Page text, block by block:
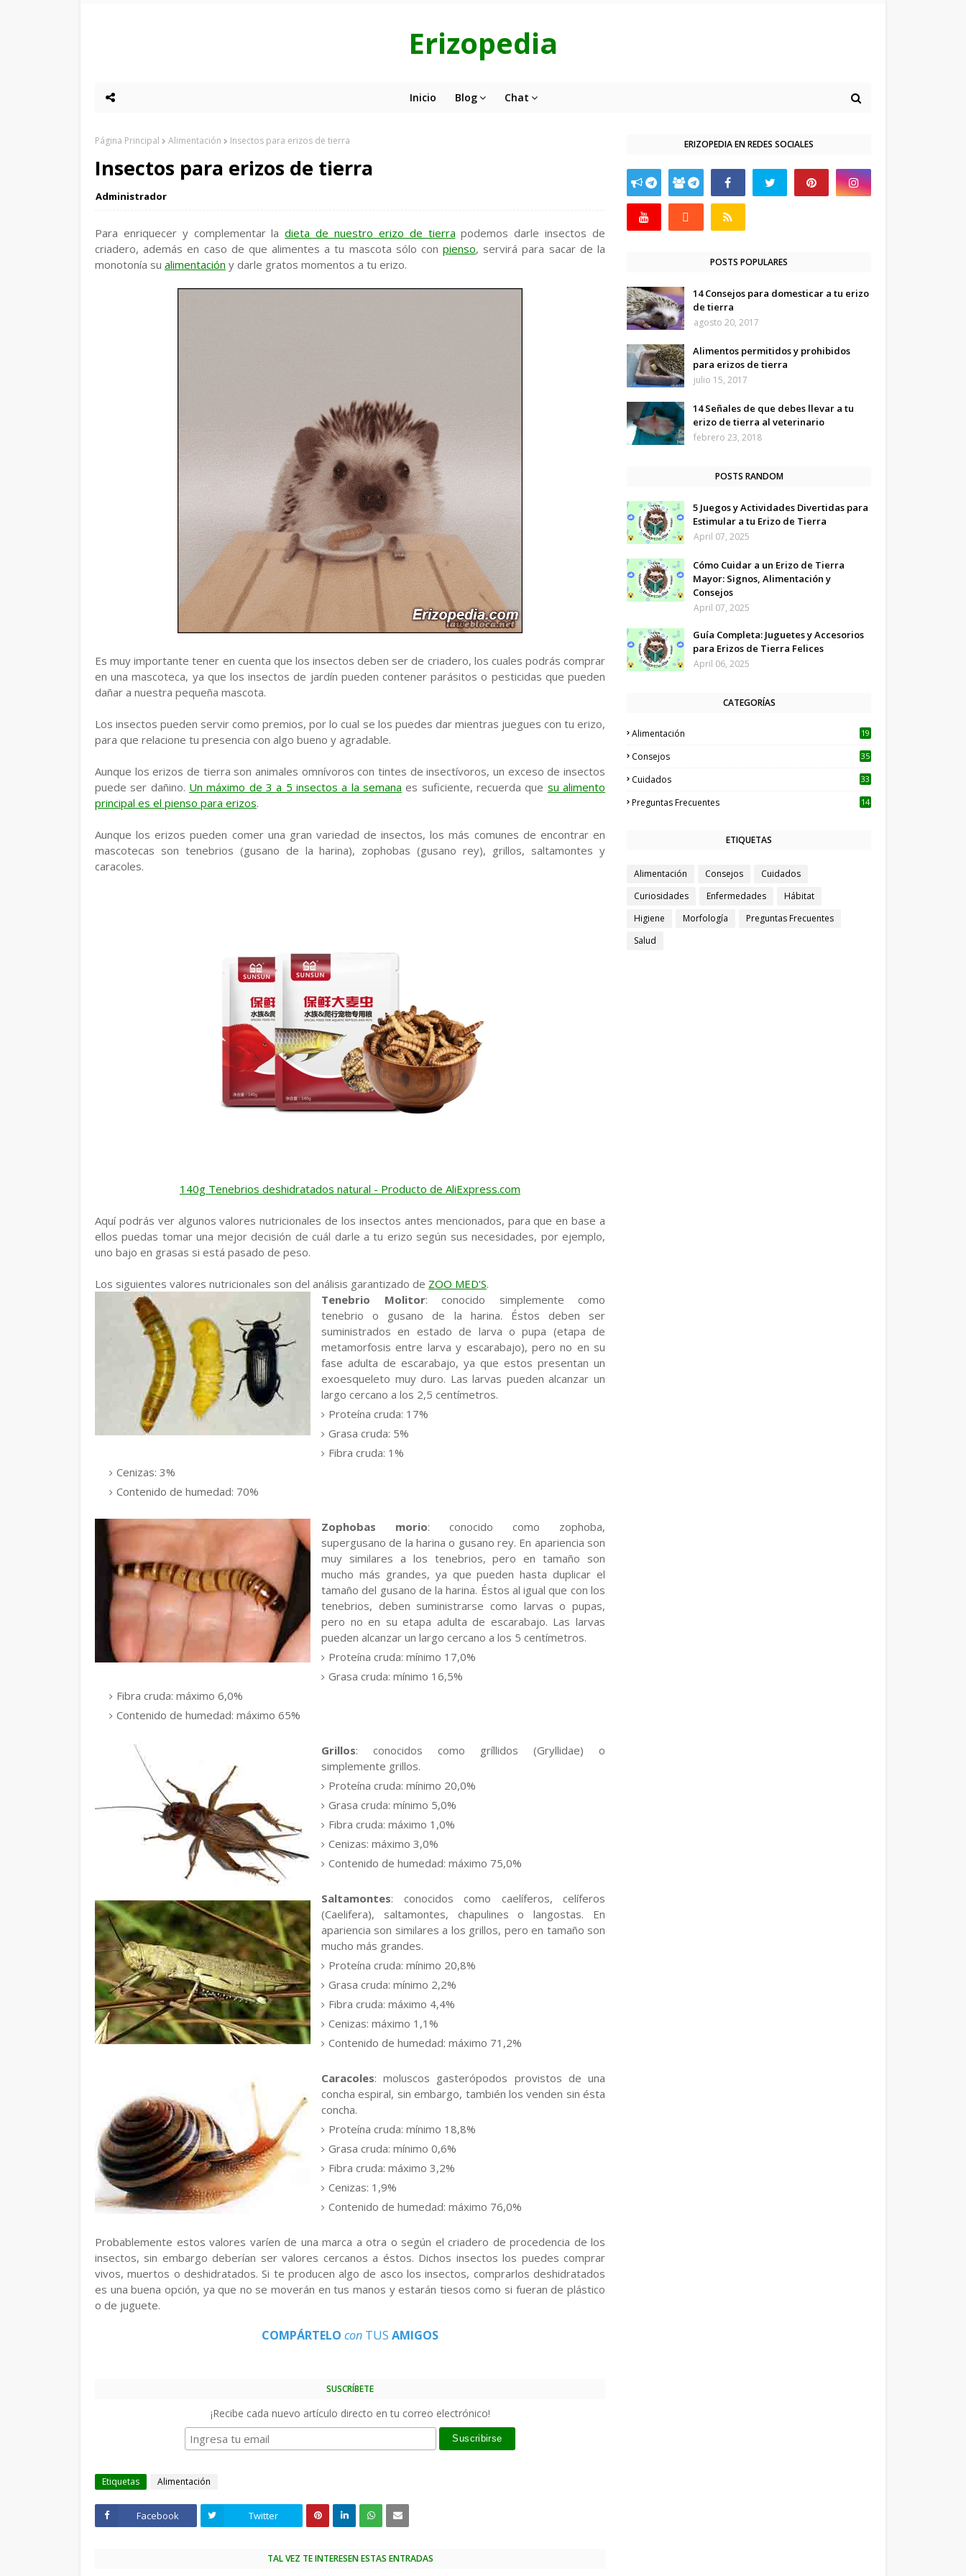
Erizopedia
Inicio Blog Chat
Página Principal Alimentación Insectos para erizos de tierra
Insectos para erizos de tierra
Administrador
Para enriquecer y complementar ladieta de nuestro erizo de tierra podemos darle insectos de
criadero, además en caso de que alimentes a tu mascota sólo conpienso, servirá para sacar de la
monotonía su alimentación y darle gratos momentos a tu erizo.
Es muy importante tener en cuenta que los insectos deben ser de criadero, los cuales podrás comprar
en una mascoteca, ya que los insectos de jardín pueden contener parásitos o pesticidas que pueden
dañar a nuestra pequeña mascota.
Los insectos pueden servir como premios, por lo cual se los puedes dar mientras juegues con tu erizo,
para que relacione tu presencia con algo bueno y agradable.
Aunque los erizos de tierra son animales omnívoros con tintes de insectívoros, un exceso de insectos
puede ser dañino. Un máximo de 3 a 5 insectos a la semana es suficiente, recuerda que su alimento
principal es el pienso para erizos.
Aunque los erizos pueden comer una gran variedad de insectos, los más comunes de encontrar en
mascotecas son tenebrios (gusano de la harina), zophobas (gusano rey), grillos, saltamontes y
caracoles.
140g Tenebrios deshidratados natural - Producto de AliExpress.com
Aquí podrás ver algunos valores nutricionales de los insectos antes mencionados, para que en base a
ellos puedas tomar una mejor decisión de cuál darle a tu erizo según sus necesidades, por ejemplo,
uno bajo en grasas si está pasado de peso.
Los siguientes valores nutricionales son del análisis garantizado de ZOO MED'S.
Tenebrio Molitor: conocido simplemente como
tenebrio o gusano de la harina. Éstos deben ser
suministrados en estado de larva o pupa (etapa de
metamorfosis entre larva y escarabajo), pero no en su
fase adulta de escarabajo, ya que estos presentan un
exoesqueleto muy duro. Las larvas pueden alcanzar un
largo cercano a los 2,5 centímetros.
Proteína cruda: 17%
Grasa cruda: 5%
Fibra cruda: 1%
Cenizas: 3%
Contenido de humedad: 70%
Zophobas morio: conocido como zophoba,
supergusano de la harina o gusano rey. En apariencia son
muy similares a los tenebrios, pero en tamaño son
mucho más grandes, ya que pueden hasta duplicar el
tamaño del gusano de la harina. Éstos al igual que con los
tenebrios, deben suministrarse como larvas o pupas,
pero no en su etapa adulta de escarabajo. Las larvas
pueden alcanzar un largo cercano a los 5 centímetros.
Proteína cruda: mínimo 17,0%
Grasa cruda: mínimo 16,5%
Fibra cruda: máximo 6,0%
Contenido de humedad: máximo 65%
Grillos: conocidos como gríllidos (Gryllidae) o
simplemente grillos.
Proteína cruda: mínimo 20,0%
Grasa cruda: mínimo 5,0%
Fibra cruda: máximo 1,0%
Cenizas: máximo 3,0%
Contenido de humedad: máximo 75,0%
Saltamontes: conocidos como caelíferos, celíferos
(Caelifera), saltamontes, chapulines o langostas. En
apariencia son similares a los grillos, pero en tamaño son
mucho más grandes.
Proteína cruda: mínimo 20,8%
Grasa cruda: mínimo 2,2%
Fibra cruda: máximo 4,4%
Cenizas: máximo 1,1%
Contenido de humedad: máximo 71,2%
Caracoles: moluscos gasterópodos provistos de una
concha espiral, sin embargo, también los venden sin ésta
concha.
Proteína cruda: mínimo 18,8%
Grasa cruda: mínimo 0,6%
Fibra cruda: máximo 3,2%
Cenizas: 1,9%
Contenido de humedad: máximo 76,0%
Probablemente estos valores varíen de una marca a otra o según el criadero de procedencia de los
insectos, sin embargo deberían ser valores cercanos a éstos. Dichos insectos los puedes comprar
vivos, muertos o deshidratados. Si te producen algo de asco los insectos, comprarlos deshidratados
es una buena opción, ya que no se moverán en tus manos y estarán tiesos como si fueran de plástico
o de juguete.
COMPÁRTELO con TUS AMIGOS
SUSCRÍBETE
¡Recibe cada nuevo artículo directo en tu correo electrónico!
Etiquetas Alimentación
Facebook Twitter
TAL VEZ TE INTERESEN ESTAS ENTRADAS
ERIZOPEDIA EN REDES SOCIALES
POSTS POPULARES
14 Consejos para domesticar a tu erizo
de tierra
agosto 20, 2017
Alimentos permitidos y prohibidos
para erizos de tierra
julio 15, 2017
14 Señales de que debes llevar a tu
erizo de tierra al veterinario
febrero 23, 2018
POSTS RANDOM
5 Juegos y Actividades Divertidas para
Estimular a tu Erizo de Tierra
April 07, 2025
Cómo Cuidar a un Erizo de Tierra
Mayor: Signos, Alimentación y
Consejos
April 07, 2025
Guía Completa: Juguetes y Accesorios
para Erizos de Tierra Felices
April 06, 2025
CATEGORÍAS
Alimentación 19
Consejos 35
Cuidados 33
Preguntas Frecuentes 14
ETIQUETAS
Alimentación Consejos
Cuidados
Curiosidades
Enfermedades
Hábitat
Higiene
Morfología
Preguntas Frecuentes
Salud